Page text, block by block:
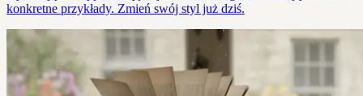
konkretne przykłady. Zmień swój styl już dziś.